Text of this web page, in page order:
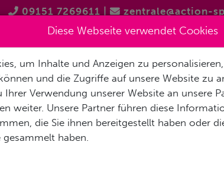
09151 7269611 zentrale@action-
TAUCHSHOPS TAUCHAUSBILDUNG
Diese Webseite verwendet Cookies
um Inhalte und Anzeigen zu
und die Zugriffe auf unsere Website zu
Verwendung unserer Website an unsere
weiter. Unsere Partner führen diese
die Sie ihnen bereitgestellt haben oder
haben.